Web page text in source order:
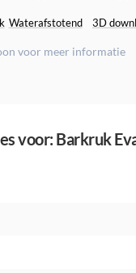
Waterafstotend 3D
voor meer informatie
voor: Barkruk